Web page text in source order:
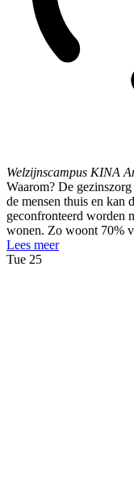
Welzijnscampus KINA
Waarom? De
de mensen thuis en kan
geconfronteerd worden
wonen. Zo woont 70%
Lees meer
Tue 25